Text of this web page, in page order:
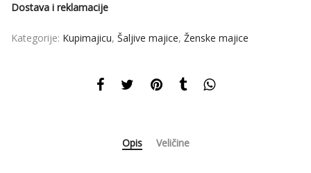
Dostava i reklamacije
Kategorije: Kupimajicu, Šaljive majice, Ženske majice
Opis Veličine